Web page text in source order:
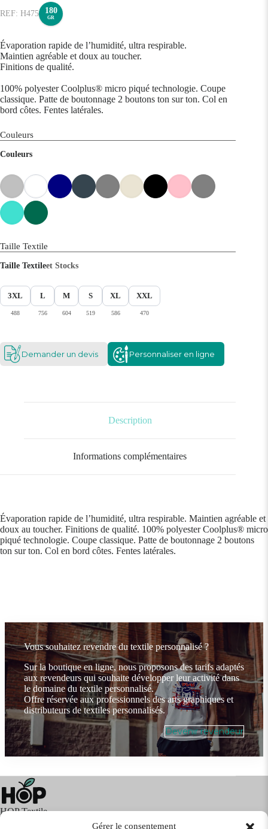
Gérer le consentement
H475 180
GR
Évaporation rapide de l’humidité, ultra respirable.
Maintien agréable et doux au toucher.
Finitions de qualité.
100% polyester Coolplus® micro piqué technologie. Coupe
classique. Patte de boutonnage 2 boutons ton sur ton. Col en
bord côtes. Fentes latérales.
Couleurs
Couleurs
Taille Textile
Taille Textileet Stocks
3XL
488
L
756
M
604
S
519
XL
586
XXL
470
Demander un devis Personnaliser en ligne
Description
Informations complémentaires
Évaporation rapide de l’humidité, ultra respirable. Maintien agréable et
doux au toucher. Finitions de qualité. 100% polyester Coolplus® micro
piqué technologie. Coupe classique. Patte de boutonnage 2 boutons
ton sur ton. Col en bord côtes. Fentes latérales.
Vous souhaitez revendre du textile personnalisé ?
Sur la boutique en ligne, nous proposons des tarifs adaptés
aux revendeurs qui souhaite développer leur activité dans
le domaine du textile personnalisé.
Offre réservée aux professionnels des arts graphiques et
distributeurs de textiles personnalisés.
Devenir revendeur
HOP Textile